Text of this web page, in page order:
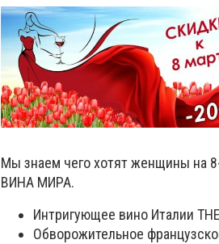
Мы знаем чего хотят женщины на
ВИНА МИРА.
Интригующее вино Италии
Обворожительное